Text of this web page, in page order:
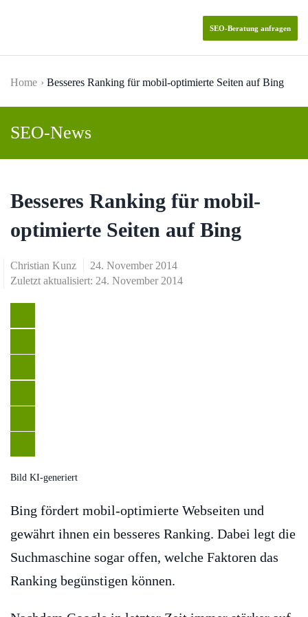
SEO-Beratung anfragen
Home Besseres Ranking für mobil-optimierte Seiten auf Bing
SEO-News
Besseres Ranking für mobil-
optimierte Seiten auf Bing
Christian Kunz
24. November 2014
Zuletzt aktualisiert: 24. November 2014
Bild KI-generiert
Bing fördert mobil-optimierte Webseiten und
gewährt ihnen ein besseres Ranking. Dabei legt die
Suchmaschine sogar offen, welche Faktoren das
Ranking begünstigen können.